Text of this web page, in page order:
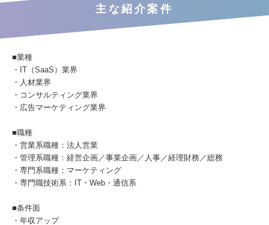
主な紹介案件
■業種
・IT（SaaS）業界
・人材業界
・コンサルティング業界
・広告マーケティング業界
■職種
・営業系職種：法人営業
・管理系職種：経営企画／事業企画／人事／経理財務／総務
・専門系職種：マーケティング
・専門職技術系：IT・Web・通信系
■条件面
・年収アップ